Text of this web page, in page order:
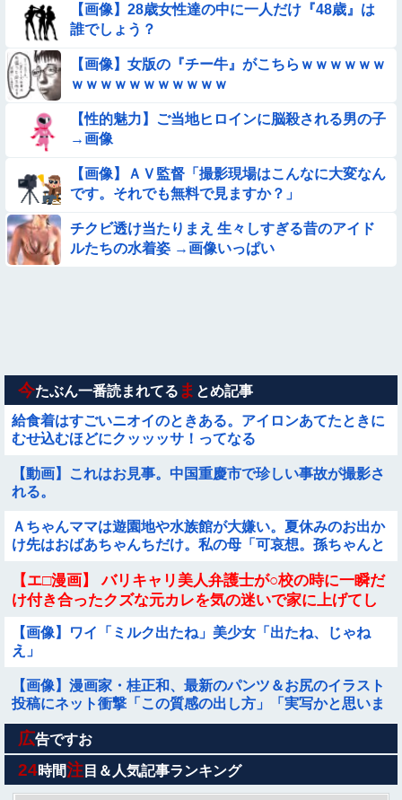
【動画】ピザ屋のバイト女、クッソせこい『ツマミ食い』をし
て炎上
【画像】巨大マンボウの稚魚さん、金平糖みたいでカワイイｗ
【動画】力士さん、ボクサーをボコってしまう
【動画】アンドロイドみたいな女子小学生が発見される
【動画】美少女4人組の20年後の姿がヤバいwwwwww
【画像】28歳女性達の中に一人だけ『48歳』は
誰でしょう？
【画像】女版の『チー牛』がこちらｗｗｗｗｗｗ
ｗｗｗｗｗｗｗｗｗｗｗ
【性的魅力】ご当地ヒロインに脳殺される男の子
→画像
【画像】ＡＶ監督「撮影現場はこんなに大変なん
です。それでも無料で見ますか？」
チクビ透け当たりまえ 生々しすぎる昔のアイド
ルたちの水着姿 →画像いっぱい
今たぶん一番読まれてる ま とめ記事
給食着はすごいニオイのときある。アイロンあてたときに
むせ込むほどにクッッッサ！ってなる
【動画】これはお見事。中国重慶市で珍しい事故が撮影さ
れる。
Ａちゃんママは遊園地や水族館が大嫌い。夏休みのお出か
け先はおばあちゃんちだけ。私の母「可哀想。孫ちゃんと
如くキレられた
【エ□漫画】 バリキャリ美人弁護士が○校の時に一瞬だ
け付き合ったクズな元カレを気の迷いで家に上げてし
まい体を奪われてしまったんだけど、快楽に...
【画像】ワイ「ミルク出たね」美少女「出たね、じゃね
え」
【画像】漫画家・桂正和、最新のパンツ＆お尻のイラスト
投稿にネット衝撃「この質感の出し方」「実写かと思いま
した」
大竹しのぶ「戦争放棄の国であり続けよう」←この投稿が
話題に他
積水ハウス「地面師に55億円騙し取られた…」 ワイ「は
広告ですお
24時間注 目＆人気記事ランキング